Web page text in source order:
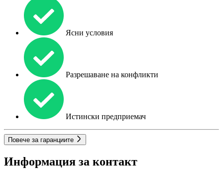
Ясни условия
Разрешаване на конфликти
Истински предприемач
Повече за гаранциите
Информация за контакт